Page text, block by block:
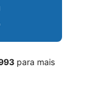
para mais